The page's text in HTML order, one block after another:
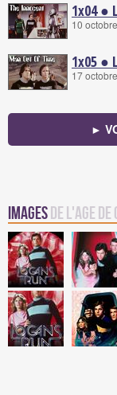
1x04 ●
10
1x05 ●
17
►
Imagesde L'Age